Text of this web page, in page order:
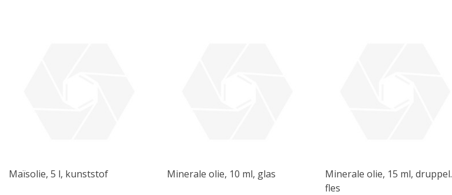
Maïsolie, 5 l, kunststof Minerale olie, 10 ml, glas
Minerale olie, 15 ml, druppel.
fles